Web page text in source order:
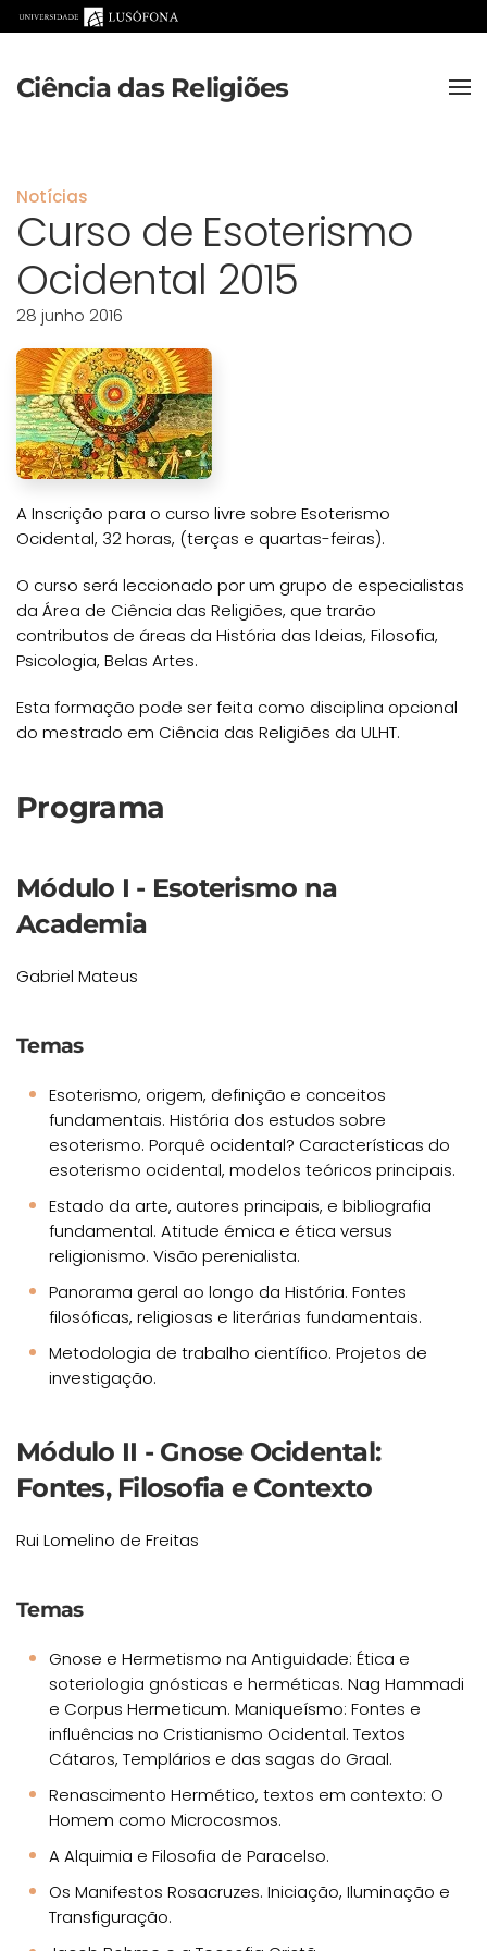
Ciência das Religiões
Notícias
Curso de Esoterismo
Ocidental 2015
28 junho 2016
A Inscrição para o curso livre sobre Esoterismo
Ocidental, 32 horas, (terças e quartas-feiras).
O curso será leccionado por um grupo de especialistas
da Área de Ciência das Religiões, que trarão
contributos de áreas da História das Ideias, Filosofia,
Psicologia, Belas Artes.
Esta formação pode ser feita como disciplina opcional
do mestrado em Ciência das Religiões da ULHT.
Programa
Módulo I - Esoterismo na
Academia
Gabriel Mateus
Temas
Esoterismo, origem, definição e conceitos
fundamentais. História dos estudos sobre
esoterismo. Porquê ocidental? Características do
esoterismo ocidental, modelos teóricos principais.
Estado da arte, autores principais, e bibliografia
fundamental. Atitude émica e ética versus
religionismo. Visão perenialista.
Panorama geral ao longo da História. Fontes
filosóficas, religiosas e literárias fundamentais.
Metodologia de trabalho científico. Projetos de
investigação.
Módulo II - Gnose Ocidental:
Fontes, Filosofia e Contexto
Rui Lomelino de Freitas
Temas
Gnose e Hermetismo na Antiguidade: Ética e
soteriologia gnósticas e herméticas. Nag Hammadi
e Corpus Hermeticum. Maniqueísmo: Fontes e
influências no Cristianismo Ocidental. Textos
Cátaros, Templários e das sagas do Graal.
Renascimento Hermético, textos em contexto: O
Homem como Microcosmos.
A Alquimia e Filosofia de Paracelso.
Os Manifestos Rosacruzes. Iniciação, Iluminação e
Transfiguração.